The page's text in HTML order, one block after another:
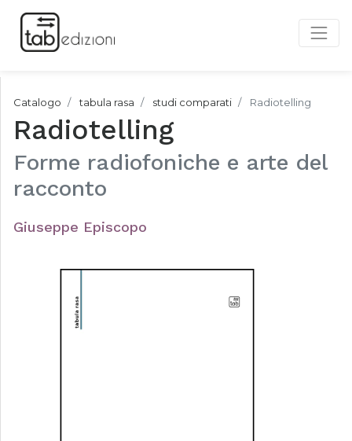
Catalogo tabula rasa studi comparati Radiotelling
Radiotelling
Forme radiofoniche e arte del
racconto
Giuseppe Episcopo